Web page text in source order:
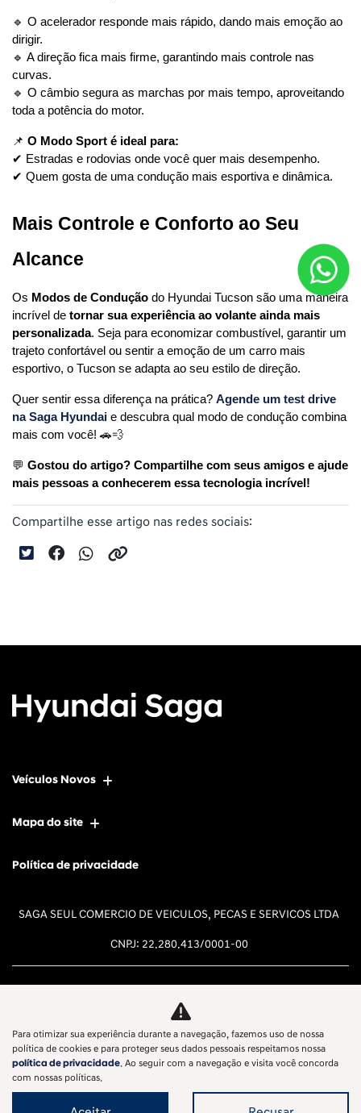
🔹 O acelerador responde mais rápido, dando mais emoção ao
dirigir.
🔹 A direção fica mais firme, garantindo mais controle nas
curvas.
🔹 O câmbio segura as marchas por mais tempo, aproveitando
toda a potência do motor.
📌 O Modo Sport é ideal para:
✔ Estradas e rodovias onde você quer mais desempenho.
✔ Quem gosta de uma condução mais esportiva e dinâmica.
Mais Controle e Conforto ao Seu
Alcance
Os Modos de Condução do Hyundai Tucson são uma maneira
incrível de tornar sua experiência ao volante ainda mais
personalizada. Seja para economizar combustível, garantir um
trajeto confortável ou sentir a emoção de um carro mais
esportivo, o Tucson se adapta ao seu estilo de direção.
Quer sentir essa diferença na prática? Agende um test drive
na Saga Hyundai e descubra qual modo de condução combina
mais com você! 🚗💨
💬 Gostou do artigo? Compartilhe com seus amigos e ajude
mais pessoas a conhecerem essa tecnologia incrível!
Compartilhe esse artigo nas redes sociais:
Veículos Novos
Mapa do site
Política de privacidade
SAGA SEUL COMERCIO DE VEICULOS, PECAS E SERVICOS LTDA
CNPJ: 22.280.413/0001-00
Desacelere. Seu bem maior é a
vida.
Para otimizar sua experiência durante a navegação, fazemos uso de nossa
política de cookies e para proteger seus dados pessoais respeitamos nossa
política de privacidade. Ao seguir com a navegação e visita você concorda
com nossas políticas.